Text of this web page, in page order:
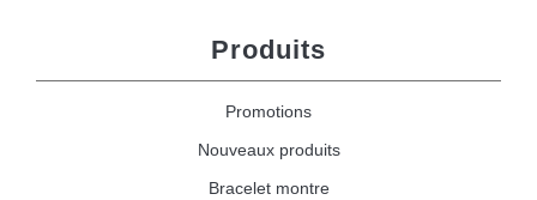
Produits
Promotions
Nouveaux produits
Bracelet montre